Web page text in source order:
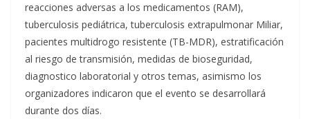
reacciones adversas a los medicamentos (RAM),
tuberculosis pediátrica, tuberculosis extrapulmonar Miliar,
pacientes multidrogo resistente (TB-MDR), estratificación
al riesgo de transmisión, medidas de bioseguridad,
diagnostico laboratorial y otros temas, asimismo los
organizadores indicaron que el evento se desarrollará
durante dos días.